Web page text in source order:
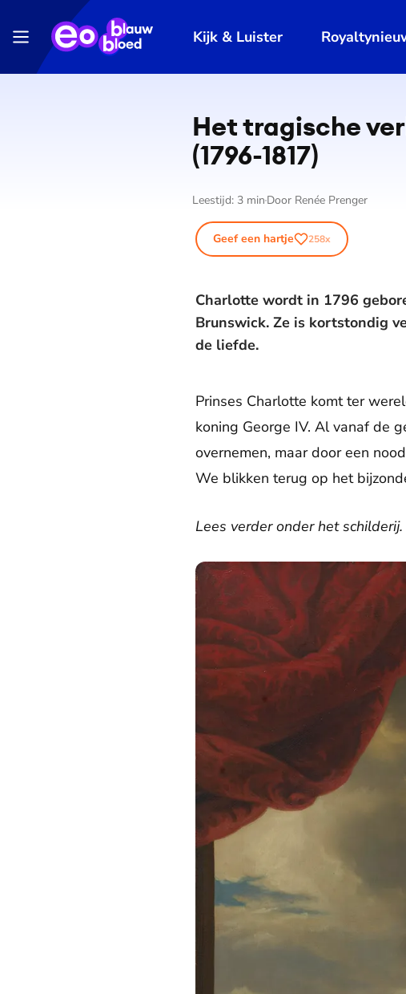
Kijk & Luister
Het tragische
(1796-1817)
Leestijd: 3 min Door Renée Prenger
Geef een hartje 258x
Charlotte wordt in 1796
Brunswick. Ze is kortstondig
de liefde.
Prinses Charlotte komt ter
koning George IV. Al vanaf de
overnemen, maar door een
We blikken terug op het
Lees verder onder het schilderij.